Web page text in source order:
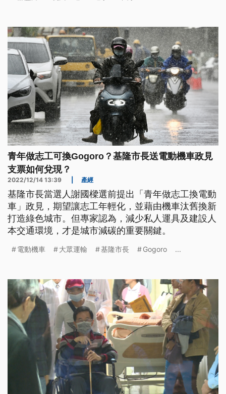
青年做志工可換Gogoro？基隆市長送電動機車政見
支票如何兌現？
2022/12/14 13:39 產經
基隆市長當選人謝國樑選前提出「青年做志工換電動
車」政見，期望讓志工年輕化，並藉由機車汰舊換新
打造綠色城市。但專家認為，減少私人運具及建設人
本交通環境，才是城市減碳的重要關鍵。
電動機車 大眾運輸 基隆市長 Gogoro ...